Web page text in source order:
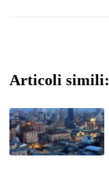
Articoli simili: